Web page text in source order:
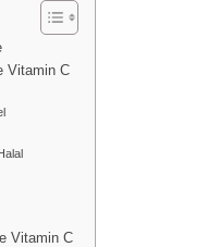
Vitamin C
Vitamin C